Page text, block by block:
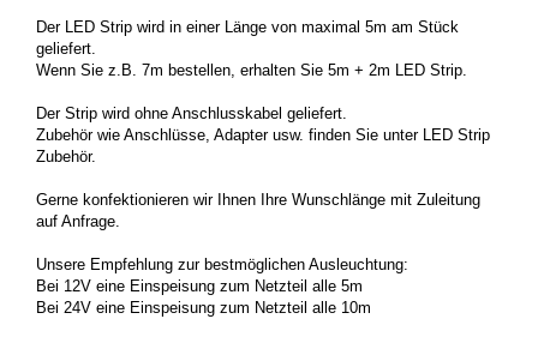
Der LED Strip wird in einer Länge von maximal 5m am Stück
geliefert.
Wenn Sie z.B. 7m bestellen, erhalten Sie 5m + 2m LED Strip.
Der Strip wird ohne Anschlusskabel geliefert.
Zubehör wie Anschlüsse, Adapter usw. finden Sie unter LED Strip
Zubehör.
Gerne konfektionieren wir Ihnen Ihre Wunschlänge mit Zuleitung
auf Anfrage.
Unsere Empfehlung zur bestmöglichen Ausleuchtung:
Bei 12V eine Einspeisung zum Netzteil alle 5m
Bei 24V eine Einspeisung zum Netzteil alle 10m